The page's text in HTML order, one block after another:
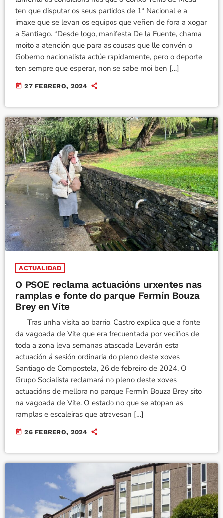
ten que disputar os seus partidos de 1ª Nacional e a
imaxe que se levan os equipos que veñen de fora a xogar
a Santiago. “Desde logo, manifesta De la Fuente, chama
moito a atención que para as cousas que lle convén o
Goberno nacionalista actúe rapidamente, pero o deporte
ten sempre que esperar, non se sabe moi ben […]
today 27 FEBRERO, 2024
ACTUALIDAD
O PSOE reclama actuacións urxentes nas
ramplas e fonte do parque Fermín Bouza
Brey en Vite
Tras unha visita ao barrio, Castro explica que a fonte
da vagoada de Vite que era frecuentada por veciños de
toda a zona leva semanas atascada Levarán esta
actuación á sesión ordinaria do pleno deste xoves
Santiago de Compostela, 26 de febreiro de 2024. O
Grupo Socialista reclamará no pleno deste xoves
actuacións de mellora no parque Fermín Bouza Brey sito
na vagoada de Vite. O estado no que se atopan as
ramplas e escaleiras que atravesan […]
today 26 FEBRERO, 2024